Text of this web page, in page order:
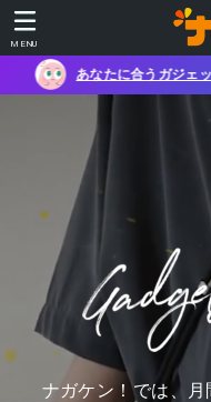
MENU
ェック！ガジェット診断ツール
ナガケン！では、